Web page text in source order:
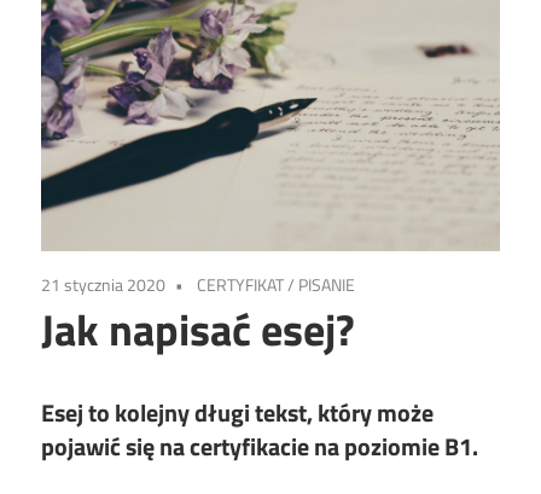
21 stycznia 2020 CERTYFIKAT/ PISANIE
Jak napisać esej?
Esej to kolejny długi tekst, który może
pojawić się na certyfikacie na poziomie B1.